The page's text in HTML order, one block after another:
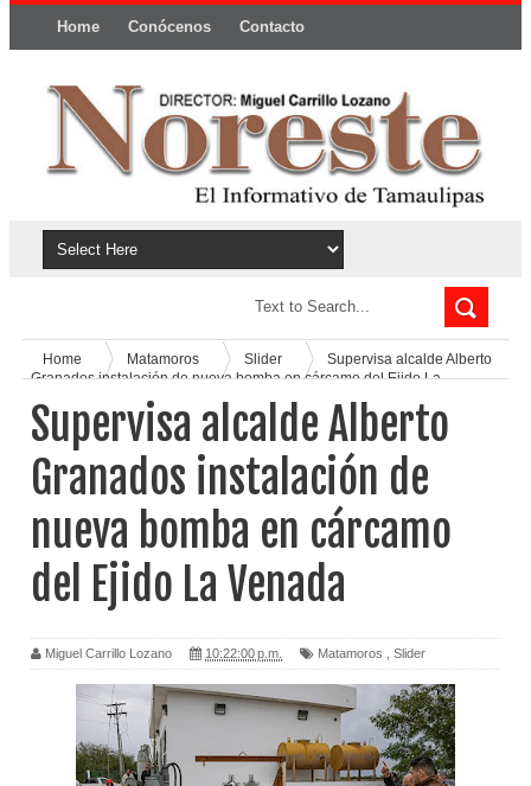
Home Conócenos Contacto
Home Matamoros Slider
Supervisa alcalde Alberto
Granados instalación de nueva bomba en cárcamo del Ejido La
Supervisa alcalde Alberto
Granados instalación de
nueva bomba en cárcamo
del Ejido La Venada
Miguel Carrillo Lozano 10:22:00 p.m. Matamoros Slider